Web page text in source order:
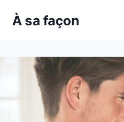
À sa façon